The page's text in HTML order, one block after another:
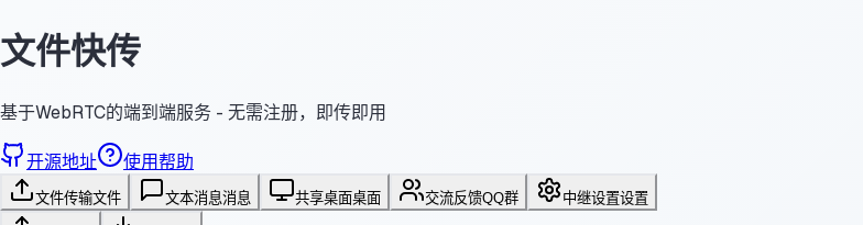
文件快传
基于WebRTC的端到端服务 - 无需注册，即传即用
开源地址 使用帮助
文件传输文件 文本消息消息 共享桌面桌面 交流反馈QQ群 中继设置设置